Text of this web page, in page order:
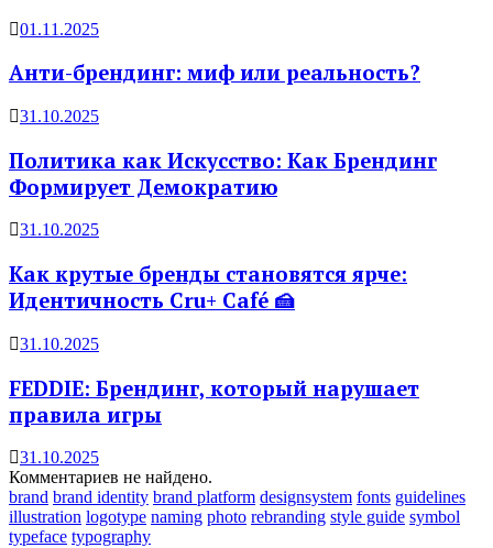
01.11.2025
Анти-брендинг: миф или реальность?
31.10.2025
Политика как Искусство: Как Брендинг
Формирует Демократию
31.10.2025
Как крутые бренды становятся ярче:
Идентичность Cru+ Café 🍰
31.10.2025
FEDDIE: Брендинг, который нарушает
правила игры
31.10.2025
Комментариев не найдено.
brand brand identity brand platform designsystem fonts guidelines
illustration logotype naming photo rebranding style guide symbol
typeface typography